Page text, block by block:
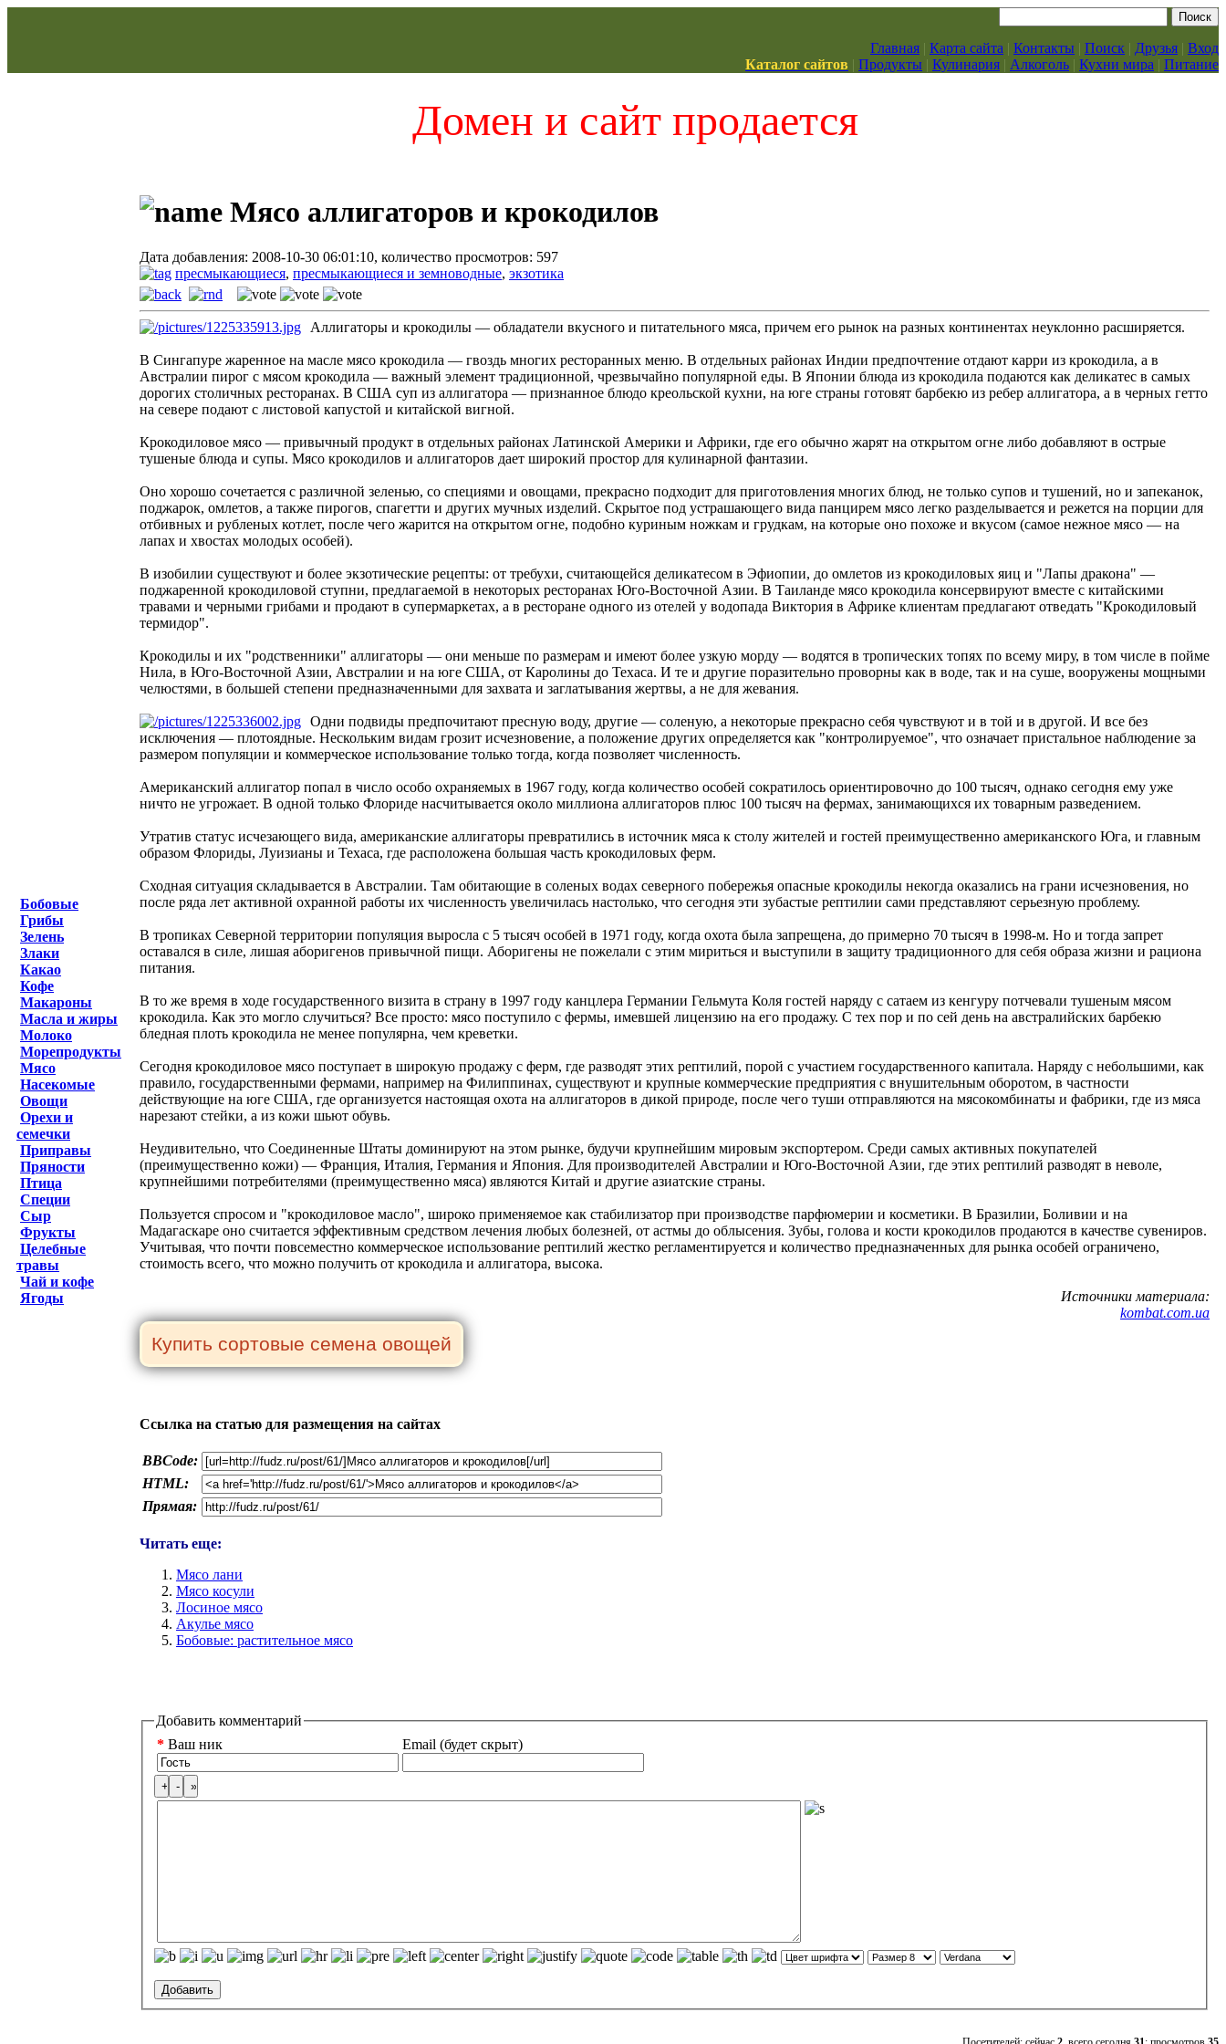
Главная | Карта сайта | Контакты | Поиск | Друзья | Вход
Каталог сайтов | Продукты | Кулинария | Алкоголь | Кухни мира | Питание
Домен и сайт продается
Бобовые
Грибы
Зелень
Злаки
Какао
Кофе
Макароны
Масла и жиры
Молоко
Морепродукты
Мясо
Насекомые
Овощи
Орехи и
семечки
Приправы
Пряности
Птица
Специи
Сыр
Фрукты
Целебные
травы
Чай и кофе
Ягоды
Мясо аллигаторов и крокодилов
Дата добавления: 2008-10-30 06:01:10, количество просмотров: 597
пресмыкающиеся, пресмыкающиеся и земноводные, экзотика
Аллигаторы и крокодилы — обладатели вкусного и питательного мяса, причем его рынок на разных континентах неуклонно расширяется.
В Сингапуре жаренное на масле мясо крокодила — гвоздь многих ресторанных меню. В отдельных районах Индии предпочтение отдают карри из крокодила, а в
Австралии пирог с мясом крокодила — важный элемент традиционной, чрезвычайно популярной еды. В Японии блюда из крокодила подаются как деликатес в самых
дорогих столичных ресторанах. В США суп из аллигатора — признанное блюдо креольской кухни, на юге страны готовят барбекю из ребер аллигатора, а в черных гетто
на севере подают с листовой капустой и китайской вигной.
Крокодиловое мясо — привычный продукт в отдельных районах Латинской Америки и Африки, где его обычно жарят на открытом огне либо добавляют в острые
тушеные блюда и супы. Мясо крокодилов и аллигаторов дает широкий простор для кулинарной фантазии.
Оно хорошо сочетается с различной зеленью, со специями и овощами, прекрасно подходит для приготовления многих блюд, не только супов и тушений, но и запеканок,
поджарок, омлетов, а также пирогов, спагетти и других мучных изделий. Скрытое под устрашающего вида панцирем мясо легко разделывается и режется на порции для
отбивных и рубленых котлет, после чего жарится на открытом огне, подобно куриным ножкам и грудкам, на которые оно похоже и вкусом (самое нежное мясо — на
лапах и хвостах молодых особей).
В изобилии существуют и более экзотические рецепты: от требухи, считающейся деликатесом в Эфиопии, до омлетов из крокодиловых яиц и "Лапы дракона" —
поджаренной крокодиловой ступни, предлагаемой в некоторых ресторанах Юго-Восточной Азии. В Таиланде мясо крокодила консервируют вместе с китайскими
травами и черными грибами и продают в супермаркетах, а в ресторане одного из отелей у водопада Виктория в Африке клиентам предлагают отведать "Крокодиловый
термидор".
Крокодилы и их "родственники" аллигаторы — они меньше по размерам и имеют более узкую морду — водятся в тропических топях по всему миру, в том числе в пойме
Нила, в Юго-Восточной Азии, Австралии и на юге США, от Каролины до Техаса. И те и другие поразительно проворны как в воде, так и на суше, вооружены мощными
челюстями, в большей степени предназначенными для захвата и заглатывания жертвы, а не для жевания.
Одни подвиды предпочитают пресную воду, другие — соленую, а некоторые прекрасно себя чувствуют и в той и в другой. И все без
исключения — плотоядные. Нескольким видам грозит исчезновение, а положение других определяется как "контролируемое", что означает пристальное наблюдение за
размером популяции и коммерческое использование только тогда, когда позволяет численность.
Американский аллигатор попал в число особо охраняемых в 1967 году, когда количество особей сократилось ориентировочно до 100 тысяч, однако сегодня ему уже
ничто не угрожает. В одной только Флориде насчитывается около миллиона аллигаторов плюс 100 тысяч на фермах, занимающихся их товарным разведением.
Утратив статус исчезающего вида, американские аллигаторы превратились в источник мяса к столу жителей и гостей преимущественно американского Юга, и главным
образом Флориды, Луизианы и Техаса, где расположена большая часть крокодиловых ферм.
Сходная ситуация складывается в Австралии. Там обитающие в соленых водах северного побережья опасные крокодилы некогда оказались на грани исчезновения, но
после ряда лет активной охранной работы их численность увеличилась настолько, что сегодня эти зубастые рептилии сами представляют серьезную проблему.
В тропиках Северной территории популяция выросла с 5 тысяч особей в 1971 году, когда охота была запрещена, до примерно 70 тысяч в 1998-м. Но и тогда запрет
оставался в силе, лишая аборигенов привычной пищи. Аборигены не пожелали с этим мириться и выступили в защиту традиционного для себя образа жизни и рациона
питания.
В то же время в ходе государственного визита в страну в 1997 году канцлера Германии Гельмута Коля гостей наряду с сатаем из кенгуру потчевали тушеным мясом
крокодила. Как это могло случиться? Все просто: мясо поступило с фермы, имевшей лицензию на его продажу. С тех пор и по сей день на австралийских барбекю
бледная плоть крокодила не менее популярна, чем креветки.
Сегодня крокодиловое мясо поступает в широкую продажу с ферм, где разводят этих рептилий, порой с участием государственного капитала. Наряду с небольшими, как
правило, государственными фермами, например на Филиппинах, существуют и крупные коммерческие предприятия с внушительным оборотом, в частности
действующие на юге США, где организуется настоящая охота на аллигаторов в дикой природе, после чего туши отправляются на мясокомбинаты и фабрики, где из мяса
нарезают стейки, а из кожи шьют обувь.
Неудивительно, что Соединенные Штаты доминируют на этом рынке, будучи крупнейшим мировым экспортером. Среди самых активных покупателей
(преимущественно кожи) — Франция, Италия, Германия и Япония. Для производителей Австралии и Юго-Восточной Азии, где этих рептилий разводят в неволе,
крупнейшими потребителями (преимущественно мяса) являются Китай и другие азиатские страны.
Пользуется спросом и "крокодиловое масло", широко применяемое как стабилизатор при производстве парфюмерии и косметики. В Бразилии, Боливии и на
Мадагаскаре оно считается эффективным средством лечения любых болезней, от астмы до облысения. Зубы, голова и кости крокодилов продаются в качестве сувениров.
Учитывая, что почти повсеместно коммерческое использование рептилий жестко регламентируется и количество предназначенных для рынка особей ограничено,
стоимость всего, что можно получить от крокодила и аллигатора, высока.
Источники материала:
kombat.com.ua
Ссылка на статью для размещения на сайтах
BBCode:
HTML:
Прямая:
Читать еще:
Мясо лани
Мясо косули
Лосиное мясо
Акулье мясо
Бобовые: растительное мясо
Добавить комментарий
* Ваш ник Email (будет скрыт)